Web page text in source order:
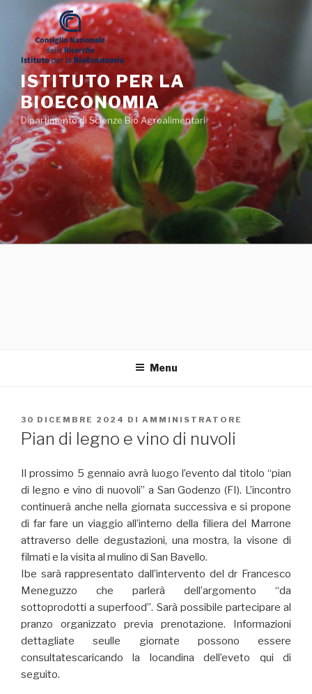
contenuto
ISTITUTO PER LA
BIOECONOMIA
Dipartimento di Scienze Bio Agroalimentari
Menu
PUBBLICATO
IL
30 DICEMBRE 2024 DI AMMINISTRATORE
Pian di legno e vino di nuvoli
Il prossimo 5 gennaio avrà luogo l’evento dal titolo “pian
di legno e vino di nuovoli” a San Godenzo (FI). L’incontro
continuerà anche nella giornata successiva e si propone
di far fare un viaggio all’interno della filiera del Marrone
attraverso delle degustazioni, una mostra, la visone di
filmati e la visita al mulino di San Bavello.
Ibe sarà rappresentato dall’intervento del dr Francesco
Meneguzzo che parlerà dell’argomento “da
sottoprodotti a superfood”. Sarà possibile partecipare al
pranzo organizzato previa prenotazione. Informazioni
dettagliate seulle giornate possono essere
consultatescaricando la locandina dell’eveto qui di
seguito.